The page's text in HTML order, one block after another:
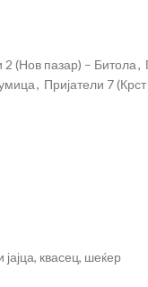
2 (Нов пазар) – Битола,
, Пријатели 7
квасец, шеќер